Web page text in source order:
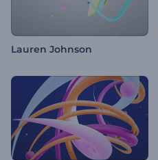
Lauren Johnson